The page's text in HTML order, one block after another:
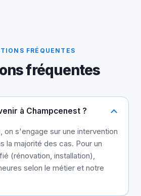
FRÉQUENTES
fréquentes
à Champcenest ?
on s'engage sur une intervention
la majorité des cas. Pour un
(rénovation, installation),
selon le métier et notre